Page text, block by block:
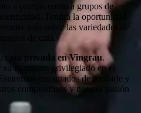
a parejas como a grupos de
Tendrá la oportunidad
más sobre las variedades de
de cata.
cata privada en Vingrau.
su momento privilegiado en el
encantados de recibirle y
compromisos y nuestra pasión